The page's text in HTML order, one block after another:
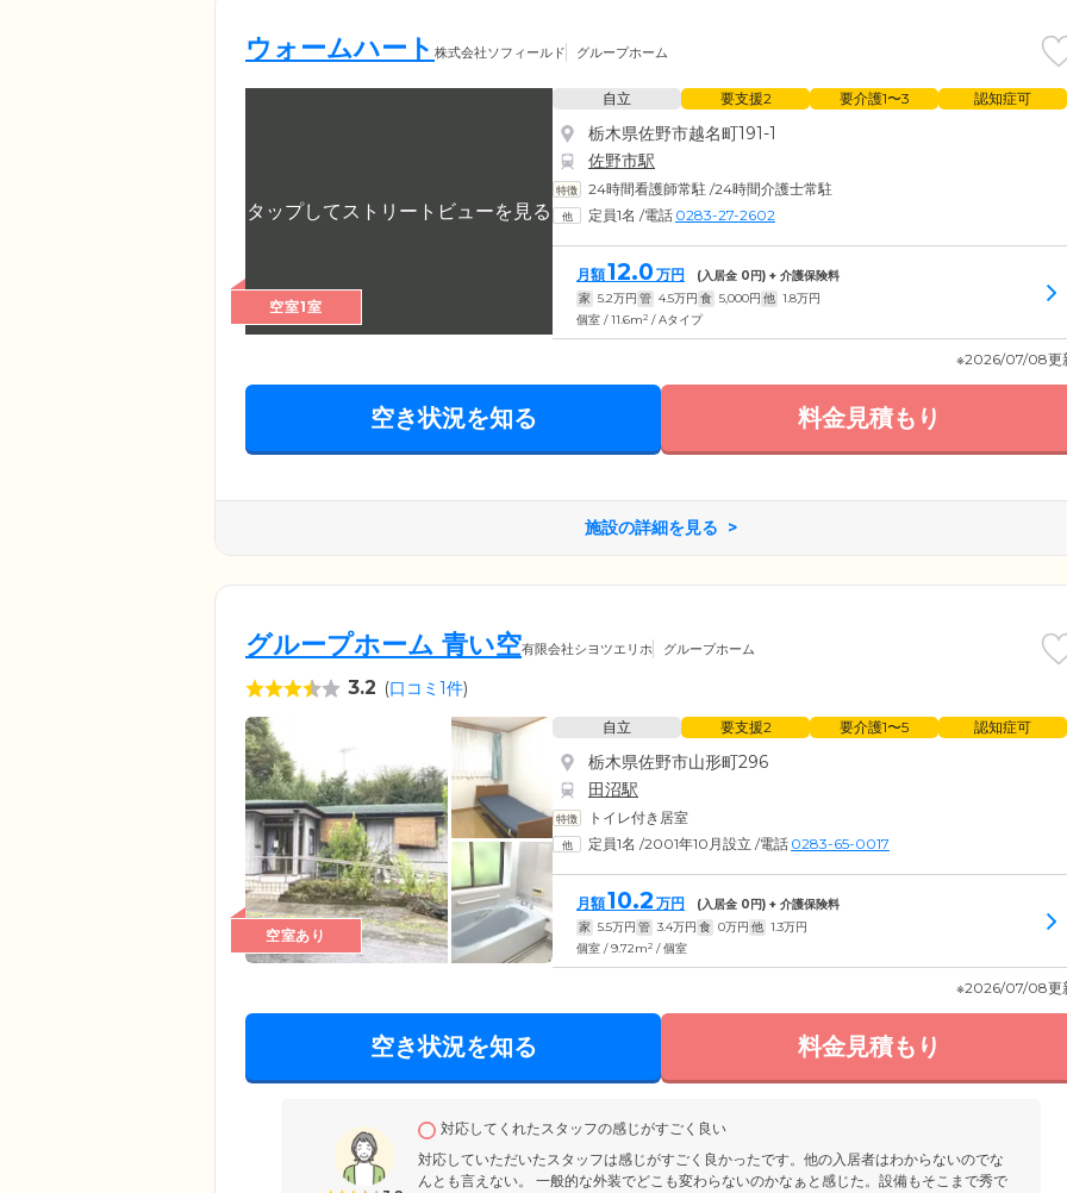
ウォームハート 株式会社ソフィールド グループホーム
空室1室
自立 要支援2 要介護1〜3 認知症可
栃木県佐野市越名町191-1
佐野市駅
24時間看護師常駐 /24時間介護士常駐
定員1名 /電話 0283-27-2602
月額12.0 万円 (入居金 0 円) + 介護保険料
家 5.2万円 管 4.5万円 食 5,000円 他 1.8万円
個室 / 11.6m2 / Aタイプ
※2026/07/08更
空き状況を知る 料金見積もり
施設の詳細を見る
グループホーム 青い空有限会社シヨツエリホ グループホーム
3.2 (口コミ1件)
空室あり
自立 要支援2 要介護1〜5 認知症可
栃木県佐野市山形町296
田沼駅
トイレ付き居室
定員1名 /2001年10月設立 /電話 0283-65-0017
月額10.2 万円 (入居金 0 円) + 介護保険料
家 5.5万円 管 3.4万円 食 0万円 他 1.3万円
個室 / 9.72m2 / 個室
※2026/07/08更
空き状況を知る 料金見積もり
対応してくれたスタッフの感じがすごく良い
対応していただいたスタッフは感じがすごく良かったです。他の入居者はわからないのでな
んとも言えない。 一般的な外装でどこも変わらないのかなぁと感じた。設備もそこまで秀で